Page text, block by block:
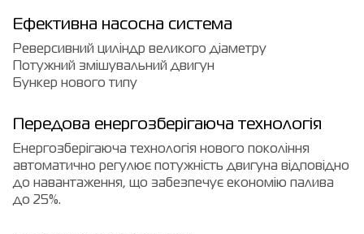
Ефективна насосна система
Реверсивний циліндр великого діаметру
Потужний змішувальний двигун
Бункер нового типу
Передова енергозберігаюча технологія
Енергозберігаюча технологія нового покоління
автоматично регулює потужність двигуна відповідно
до навантаження, що забезпечує економію палива
до 25%.